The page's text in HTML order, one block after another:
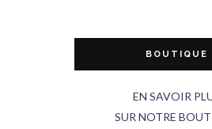
BOUTIQUE
EN SAVOIR
SUR NOTRE